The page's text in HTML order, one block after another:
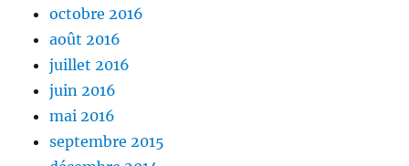
octobre 2016
août 2016
juillet 2016
juin 2016
mai 2016
septembre 2015